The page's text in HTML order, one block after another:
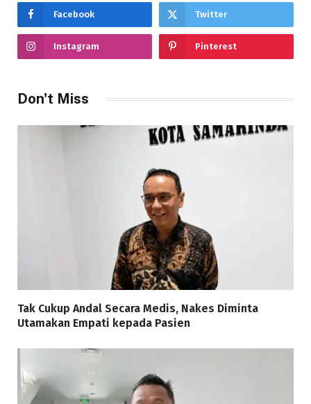
Facebook Twitter
Instagram Pinterest
Don't Miss
Tak Cukup Andal Secara Medis, Nakes Diminta
Utamakan Empati kepada Pasien